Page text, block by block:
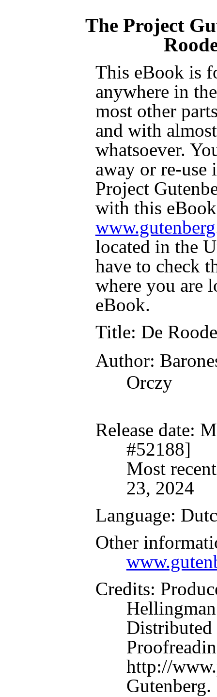
The Project
This eBook is
anywhere in
most other
and with
whatsoever.
away or re-use
Project
with this
located in the
have to check
where you are
eBook.
Title: De
Author:
Orczy
Release date:
#52188]
Most
23, 2024
Language:
Other
Credits:
Distributed
http://
Gutenberg.